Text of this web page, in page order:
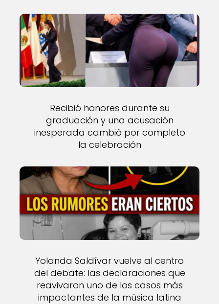
Recibió honores durante su
graduación y una acusación
inesperada cambió por completo
la celebración
Yolanda Saldívar vuelve al centro
del debate: las declaraciones que
reavivaron uno de los casos más
impactantes de la música latina